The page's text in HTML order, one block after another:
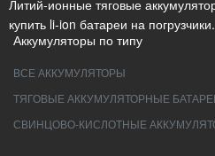
Литий-ионные тяговые
купить li-ion батареи на погрузчики.
Аккумуляторы по типу
ВСЕ АККУМУЛЯТОРЫ
ТЯГОВЫЕ АККУМУЛЯТОРНЫЕ
СВИНЦОВО-КИСЛОТНЫЕ